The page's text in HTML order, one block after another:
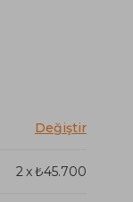
2x₺45.700